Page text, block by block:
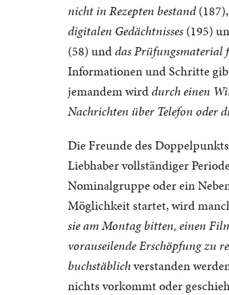
nicht in Rezepten bestand
digitalen Gedächtnisses (195)
(58) unddas Prüfungsmaterial
Informationen und Schritte
jemandem wirddurch einen
Nachrichten über Telefon oder
Die Freunde des
Liebhaber vollständiger
Nominalgruppe oder ein
Möglichkeit startet, wird
sie am Montag bitten, einen
vorauseilende Erschöpfung zu
buchstäblichverstanden
nichts vorkommt oder